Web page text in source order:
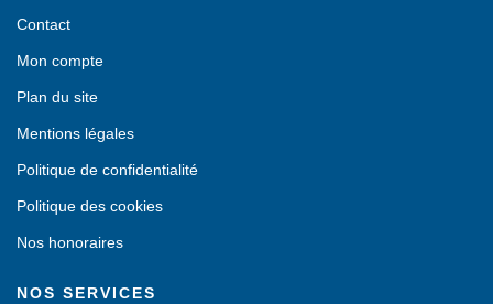
Contact
Mon compte
Plan du site
Mentions légales
Politique de confidentialité
Politique des cookies
Nos honoraires
NOS SERVICES